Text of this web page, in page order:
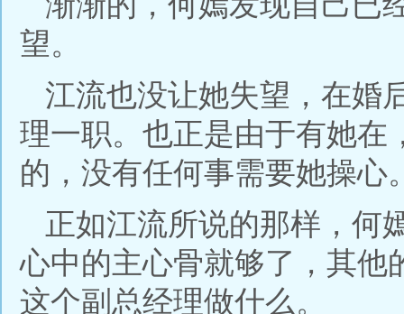
望。
江流也没让她失望，在婚
理一职。也正是由于有她在
的，没有任何事需要她操心
正如江流所说的那样，何
心中的主心骨就够了，其他
这个副总经理做什么。